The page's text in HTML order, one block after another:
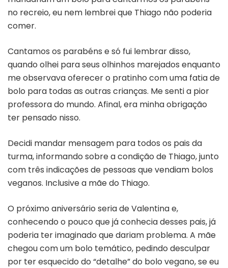
no recreio, eu nem lembrei que Thiago não poderia
comer.
Cantamos os parabéns e só fui lembrar disso,
quando olhei para seus olhinhos marejados enquanto
me observava oferecer o pratinho com uma fatia de
bolo para todas as outras crianças. Me senti a pior
professora do mundo. Afinal, era minha obrigação
ter pensado nisso.
Decidi mandar mensagem para todos os pais da
turma, informando sobre a condição de Thiago, junto
com três indicações de pessoas que vendiam bolos
veganos. Inclusive a mãe do Thiago.
O próximo aniversário seria de Valentina e,
conhecendo o pouco que já conhecia desses pais, já
poderia ter imaginado que dariam problema. A mãe
chegou com um bolo temático, pedindo desculpar
por ter esquecido do “detalhe” do bolo vegano, se eu